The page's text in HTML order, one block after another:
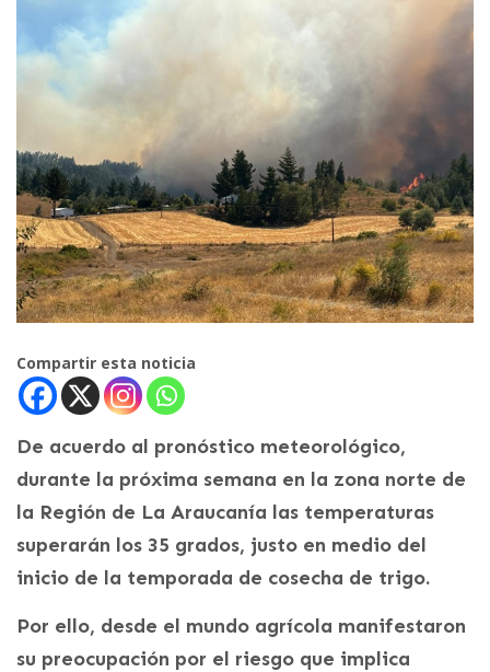
Compartir esta noticia
De acuerdo al pronóstico meteorológico,
durante la próxima semana en la zona norte de
la Región de La Araucanía las temperaturas
superarán los 35 grados, justo en medio del
inicio de la temporada de cosecha de trigo.
Por ello, desde el mundo agrícola manifestaron
su preocupación por el riesgo que implica